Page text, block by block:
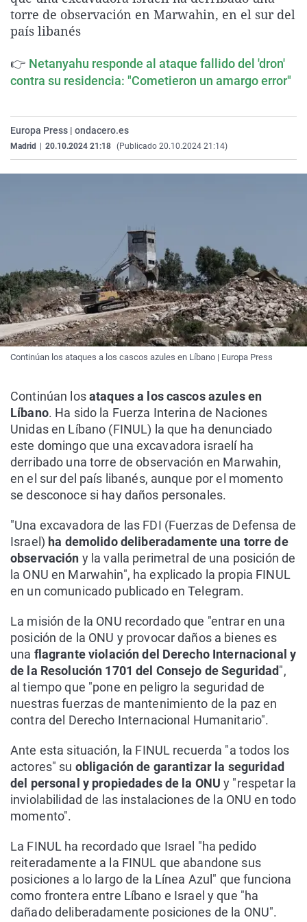
La rosa de los vientos
Como el perro y el
Caso
Equipo de
Operación Viuda
Extremadura
La Rioja
Navarra
Virales
Elecciones
torre de observación en Marwahin, en el sur del
país libanés
👉 Netanyahu responde al ataque fallido del 'dron'
contra su residencia: "Cometieron un amargo error"
Europa Press | ondacero.es
Madrid 20.10.2024 21:18 (Publicado 20.10.2024 21:14)
Continúan los ataques a los cascos azules en Líbano | Europa Press
Continúan losataques a los cascos azules en
Líbano. Ha sido la Fuerza Interina de Naciones
Unidas en Líbano (FINUL) la que ha denunciado
este domingo que una excavadora israelí ha
derribado una torre de observación en Marwahin,
en el sur del país libanés, aunque por el momento
se desconoce si hay daños personales.
"Una excavadora de las FDI (Fuerzas de Defensa de
Israel) ha demolido deliberadamente una torre de
observación y la valla perimetral de una posición de
la ONU en Marwahin", ha explicado la propia FINUL
en un comunicado publicado en Telegram.
La misión de la ONU recordado que "entrar en una
posición de la ONU y provocar daños a bienes es
una flagrante violación del Derecho Internacional y
de la Resolución 1701 del Consejo de Seguridad",
al tiempo que "pone en peligro la seguridad de
nuestras fuerzas de mantenimiento de la paz en
contra del Derecho Internacional Humanitario".
Ante esta situación, la FINUL recuerda "a todos los
actores" su obligación de garantizar la seguridad
del personal y propiedades de la ONU y "respetar la
inviolabilidad de las instalaciones de la ONU en todo
momento".
La FINUL ha recordado que Israel "ha pedido
reiteradamente a la FINUL que abandone sus
posiciones a lo largo de la Línea Azul" que funciona
como frontera entre Líbano e Israel y que "ha
dañado deliberadamente posiciones de la ONU".